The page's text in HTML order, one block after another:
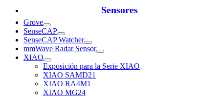
Sensores
Grove
SenseCAP
SenseCAP Watcher
mmWave Radar Sensor
XIAO
Exposición para la Serie XIAO
XIAO SAMD21
XIAO RA4M1
XIAO MG24